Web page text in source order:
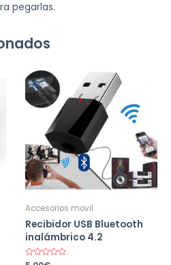
pegarlas.
Accesorios movil
Recibidor USB Bluetooth
inalámbrico 4.2